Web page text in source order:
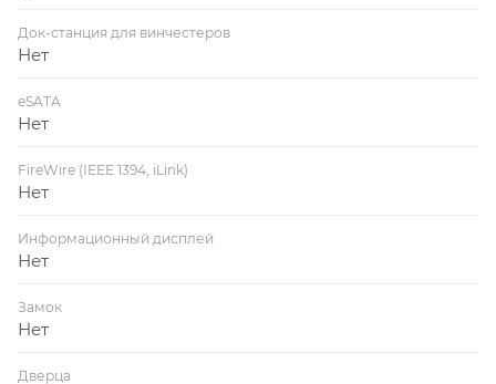
Док-станция для винчестеров
Нет
eSATA
Нет
FireWire (IEEE 1394, iLink)
Нет
Информационный дисплей
Нет
Замок
Нет
Дверца